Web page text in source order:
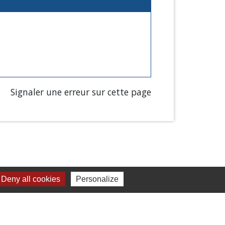
Signaler une erreur sur cette page
Deny all cookies Personalize